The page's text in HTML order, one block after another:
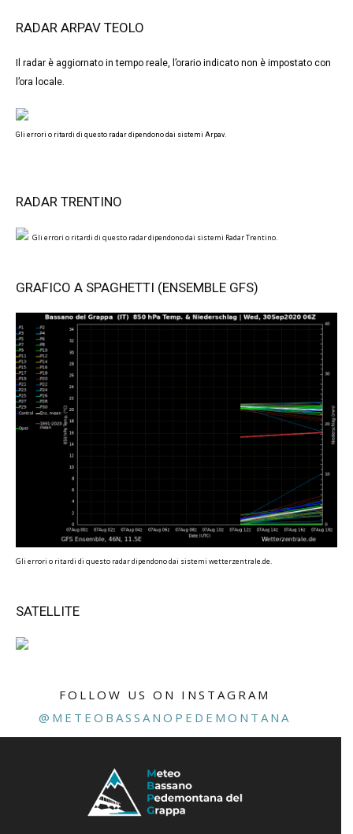
RADAR ARPAV TEOLO
Il radar è aggiornato in tempo reale, l’orario indicato non è impostato con
l’ora locale.
Gli errori o ritardi di questo radar dipendono dai sistemi Arpav.
RADAR TRENTINO
Gli errori o ritardi di questo radar dipendono dai sistemi Radar Trentino.
GRAFICO A SPAGHETTI (ENSEMBLE GFS)
Gli errori o ritardi di questo radar dipendono dai sistemi wetterzentrale.de.
SATELLITE
FOLLOW US ON INSTAGRAM
@METEOBASSANOPEDEMONTANA